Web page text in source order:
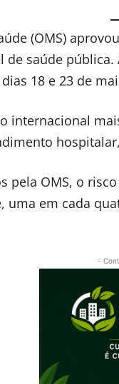
(OMS)
de saúde
18 e 23 de
internacional
pela OMS, o
uma em cada
-